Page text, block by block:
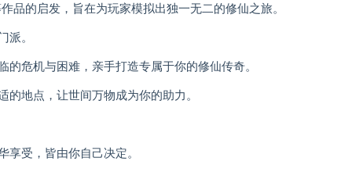
品的启发，旨在为玩家模拟出独一无二的修仙之旅。
派。
危机与困难，亲手打造专属于你的修仙传奇。
地点，让世间万物成为你的助力。
享受，皆由你自己决定。